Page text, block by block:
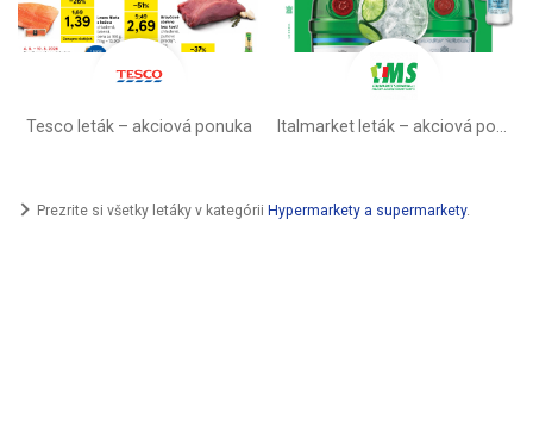
Tesco leták – akciová ponuka Italmarket leták –⁠ akciová ponuka
Prezrite si všetky letáky v kategórii Hypermarkety a supermarkety.